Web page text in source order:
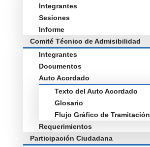
Integrantes
Sesiones
Informe
Comité Técnico de Admisibilidad
Integrantes
Documentos
Auto Acordado
Texto del Auto Acordado
Glosario
Flujo Gráfico de Tramitación
Requerimientos
Participación Ciudadana